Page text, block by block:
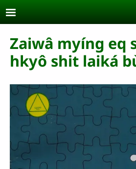
Skip to main content
Zaiwâ myíng eq
hkyô shit laiká